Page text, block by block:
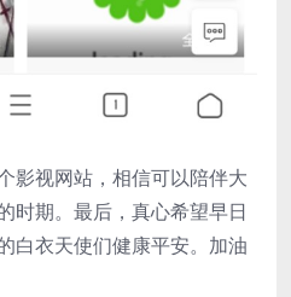
影视网站，相信可以陪伴大
时期。最后，真心希望早日
白衣天使们健康平安。加油